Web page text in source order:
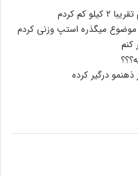
روز از این موضوع میگذره استپ وزنی کردم
کنم
ذهنمو درگیر کرده